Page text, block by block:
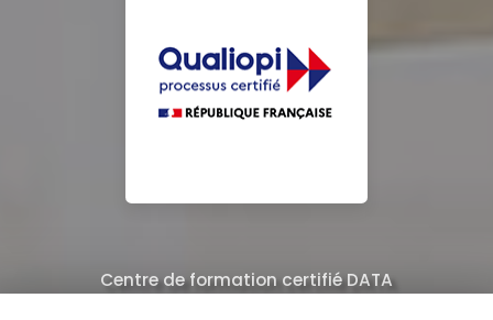
Centre de formation certifié DATA